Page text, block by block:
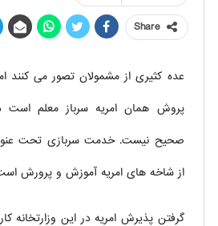
Share
عده کثیری از مشمولان تصور می کنند
پروش همان امریه سرباز معلم است
صحیح نیست. خدمت سربازی تحت
از شاخه های امریه آموزش و پرورش
گرفتن پذیرش امریه در این وزارتخانه